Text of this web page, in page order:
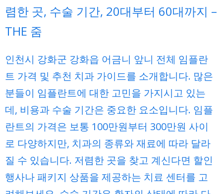
렴한 곳, 수술 기간, 20대부터 60대까지 –
THE 줌
인천시 강화군 강화읍 어금니 앞니 전체 임플란
트 가격 및 추천 치과 가이드를 소개합니다. 많은
분들이 임플란트에 대한 고민을 가지시고 있는
데, 비용과 수술 기간은 중요한 요소입니다. 임플
란트의 가격은 보통 100만원부터 300만원 사이
로 다양하지만, 치과의 종류와 재료에 따라 달라
질 수 있습니다. 저렴한 곳을 찾고 계신다면 할인
행사나 패키지 상품을 제공하는 치료 센터를 고